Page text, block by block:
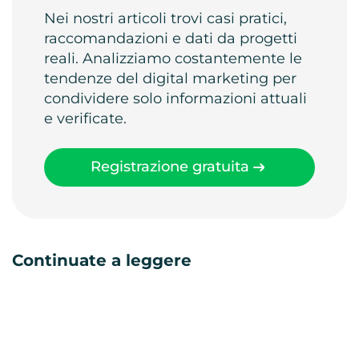
Nei nostri articoli trovi casi pratici,
raccomandazioni e dati da progetti
reali. Analizziamo costantemente le
tendenze del digital marketing per
condividere solo informazioni attuali
e verificate.
Registrazione gratuita
Continuate a leggere